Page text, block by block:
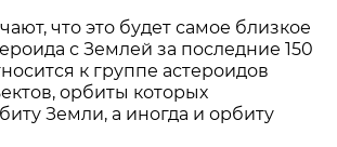
что это будет самое близкое
с Землей за последние 150
к группе астероидов
орбиты которых
Земли, а иногда и орбиту